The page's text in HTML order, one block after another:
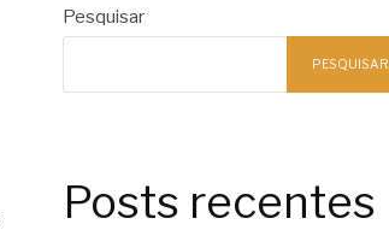
Pesquisar
PESQUISAR
Posts recentes